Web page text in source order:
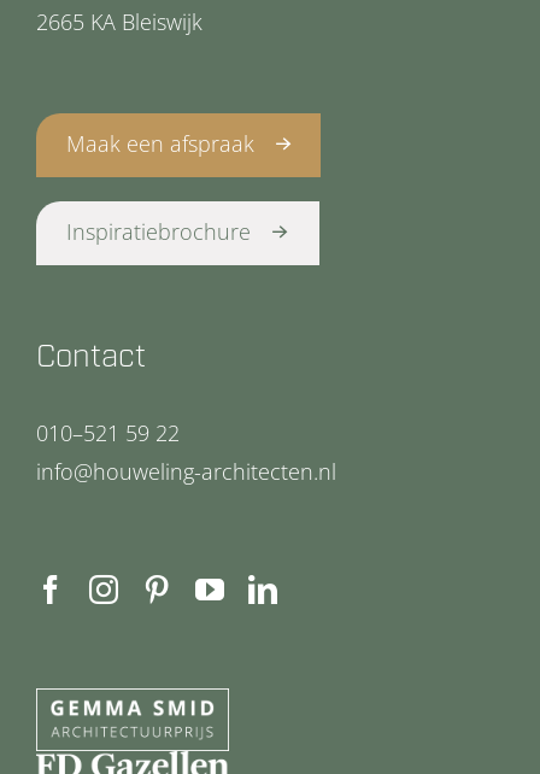
2665 KA Bleiswijk
Maak een afspraak
Inspiratiebrochure
Contact
010–521 59 22
info@houweling-architecten.nl